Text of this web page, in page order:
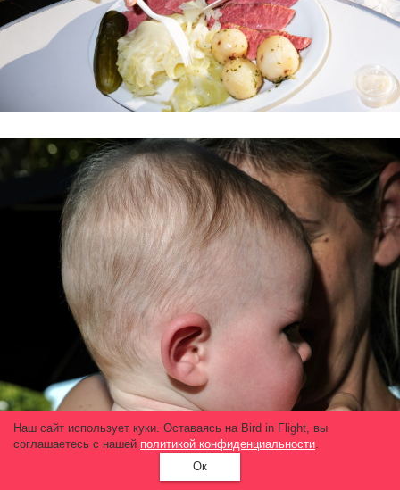
Наш сайт использует куки. Оставаясь на Bird in Flight, вы
соглашаетесь с нашей политикой конфиденциальности.
Ок